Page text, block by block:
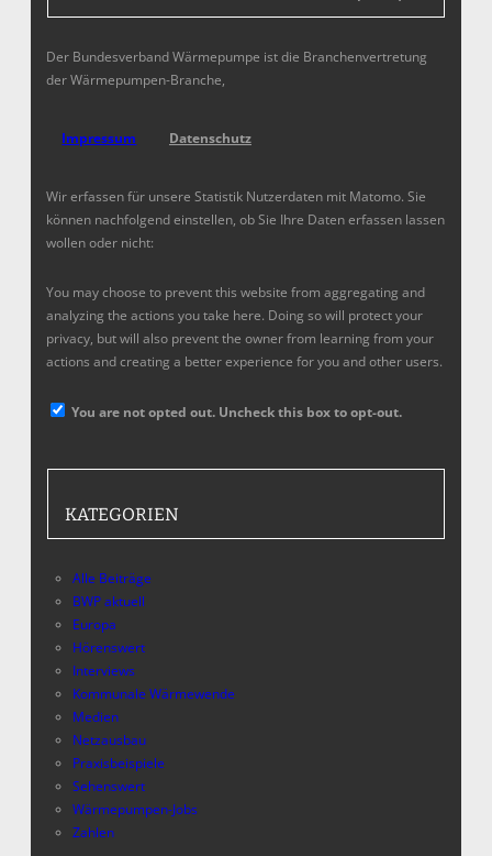
Der Bundesverband Wärmepumpe ist die Branchenvertretung
der Wärmepumpen-Branche,
Impressum Datenschutz
Wir erfassen für unsere Statistik Nutzerdaten mit Matomo. Sie
können nachfolgend einstellen, ob Sie Ihre Daten erfassen lassen
wollen oder nicht:
You may choose to prevent this website from aggregating and
analyzing the actions you take here. Doing so will protect your
privacy, but will also prevent the owner from learning from your
actions and creating a better experience for you and other users.
You are not opted out. Uncheck this box to opt-out.
KATEGORIEN
Alle Beiträge
BWP aktuell
Europa
Hörenswert
Interviews
Kommunale Wärmewende
Medien
Netzausbau
Praxisbeispiele
Sehenswert
Wärmepumpen-Jobs
Zahlen